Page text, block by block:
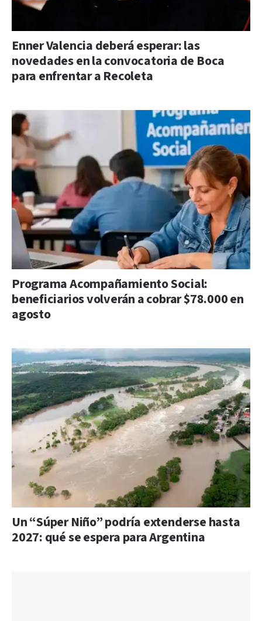
Enner Valencia deberá esperar: las
novedades en la convocatoria de Boca
para enfrentar a Recoleta
Programa Acompañamiento Social:
beneficiarios volverán a cobrar $78.000 en
agosto
Un “Súper Niño” podría extenderse hasta
2027: qué se espera para Argentina